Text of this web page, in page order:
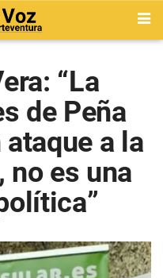
“La
de Peña
a la
no es una